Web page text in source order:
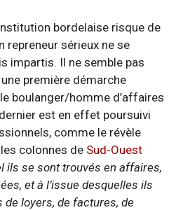
bordelaise risque de
repreneur sérieux ne se
impartis. Il ne semble pas
première démarche
boulanger/homme d’affaires
est en effet poursuivi
comme le révèle
colonnes de Sud-Ouest
ils se sont trouvés en affaires,
et à l’issue desquelles ils
loyers, de factures, de